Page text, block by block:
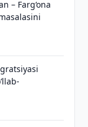
– Farg‘ona